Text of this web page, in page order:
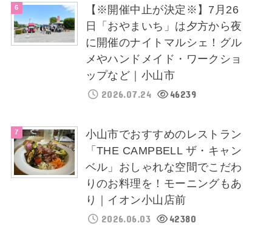
【※開催中止が決定※】7月26
日「おやまいち」は夕方から夜
に開催のナイトマルシェ！グル
メやハンドメイド・ワークショ
ップなど｜小山市
2026.07.24 46239
小山市でおすすめのレストラン
「THE CAMPBELL ザ・キャン
ベル」おしゃれな空間でこだわ
りのお料理を！モーニングもあ
り｜イオン小山店前
2026.06.03 42380